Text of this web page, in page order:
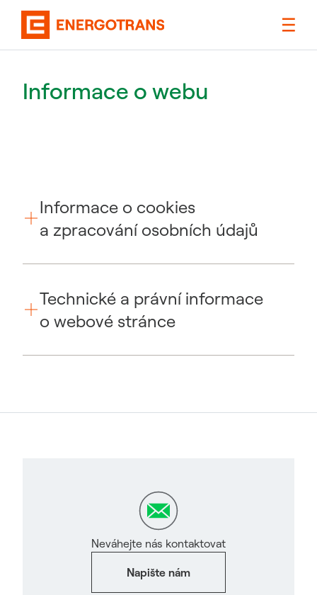
Informace o webu
Informace o cookies
a zpracování osobních údajů
Technické a právní informace
o webové stránce
Neváhejte nás kontaktovat
Napište nám